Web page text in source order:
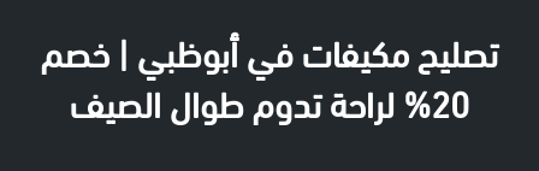
تصليح مكيفات في أبوظبي | خصم
20% لراحة تدوم طوال الصيف